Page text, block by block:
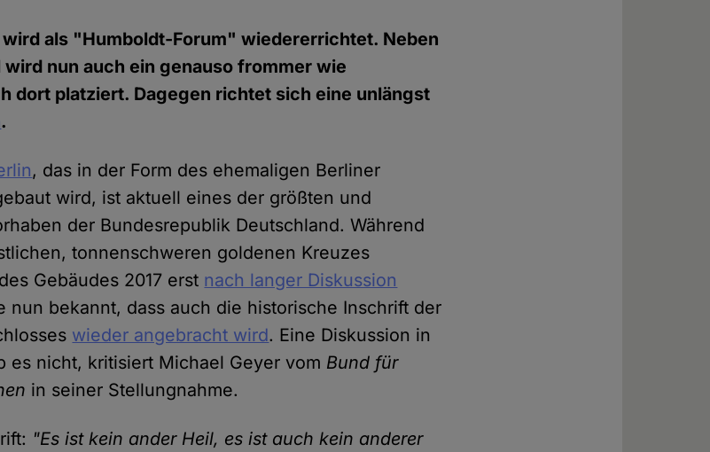
als "Humboldt-Forum" wiedererrichtet. Neben
nun auch ein genauso frommer wie
dort platziert. Dagegen richtet sich eine unlängst
.
, das in der Form des ehemaligen Berliner
wird, ist aktuell eines der größten und
der Bundesrepublik Deutschland. Während
tonnenschweren goldenen Kreuzes
Gebäudes 2017 erst nach langer Diskussion
nun bekannt, dass auch die historische Inschrift der
wieder angebracht wird. Eine Diskussion in
es nicht, kritisiert Michael Geyer vom Bund für
in seiner Stellungnahme.
"Es ist kein ander Heil, es ist auch kein anderer